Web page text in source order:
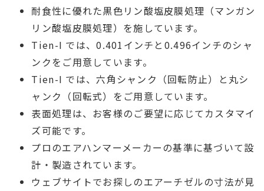
耐食性に優れた黒色リン酸塩皮膜処理（マンガン
リン酸塩皮膜処理）を施しています。
Tien-I では、0.401インチと0.496インチのシャ
ンクをご用意しています。
Tien-I では、六角シャンク（回転防止）と丸シ
ャンク（回転式）をご用意しています。
表面処理は、お客様のご要望に応じてカスタマイ
ズ可能です。
プロのエアハンマーメーカーの基準に基づいて設
計・製造されています。
ウェブサイトでお探しのエアーチゼルの寸法が見